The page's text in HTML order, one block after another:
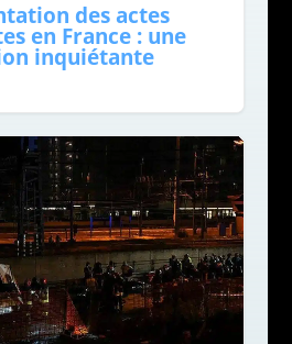
des actes
en France : une
inquiétante